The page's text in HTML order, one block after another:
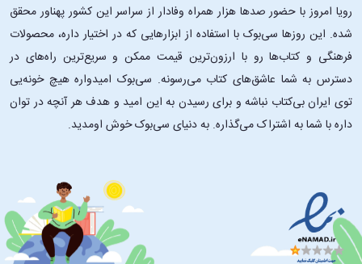
رویا امروز با حضور صدها هزار همراه وفادار از سراسر این کشور پهناور محقق
شده. این ‌روزها سی‌بوک با استفاده از ابزارهایی که در اختیار داره، محصولات
فرهنگی و کتاب‌ها رو با ارزون‌ترین قیمت ممکن و سریع‌ترین راه‌های در
دسترس به شما عاشق‌های کتاب می‌رسونه. سی‌بوک امیدواره هیچ خونه‌یی
توی ایران بی‌کتاب نباشه و برای رسیدن به این امید و هدف هر آنچه در توان
داره با شما به اشتراک می‌گذاره. به دنیای سی‌بوک خوش اومدید.